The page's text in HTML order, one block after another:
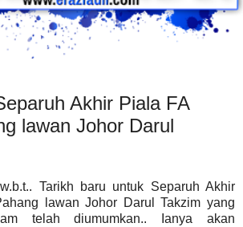
Akhir Piala FA
lawan Johor Darul
Tarikh baru untuk Separuh Akhir
lawan Johor Darul Takzim yang
telah diumumkan.. Ianya akan